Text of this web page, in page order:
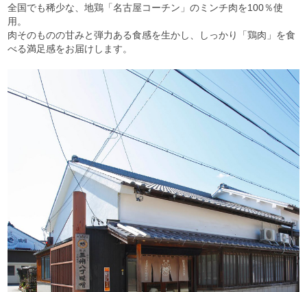
全国でも稀少な、地鶏「名古屋コーチン」のミンチ肉を100％使
用。
肉そのものの甘みと弾力ある食感を生かし、しっかり「鶏肉」 を食
べる満足感をお届けします。